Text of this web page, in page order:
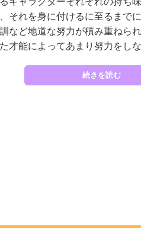
それを身に付けるに至るまで
など地道な努力が積み重ねら
才能によってあまり努力をし
続きを読む